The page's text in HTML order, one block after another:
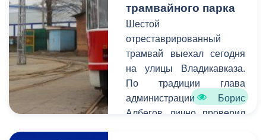
трамвайного парка
Шестой
отреставрированный
трамвай выехал сегодня
на улицы Владикавказа.
По традиции глава
администрации Борис
Албегов лично проверил